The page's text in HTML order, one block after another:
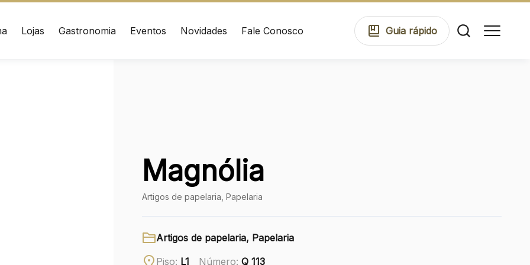
Lojas Gastronomia Eventos Novidades Fale Conosco Guia rápido
Magnólia
Artigos de papelaria, Papelaria
Artigos de papelaria, Papelaria
Piso: L1 Número: Q 113